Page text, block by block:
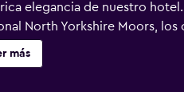
elegancia de nuestro
North Yorkshire Moors,
de nuestro popular
otorgado por 200 años de
más